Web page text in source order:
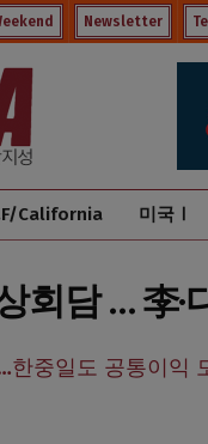
Newsletter
California 미국Ⅰ
회담 … 李·
한중일도 공통이익